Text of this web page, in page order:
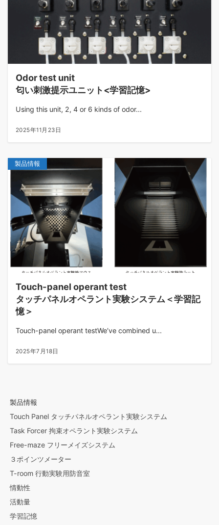
Odor test unit
匂い刺激提示ユニット<学習記憶>
Using this unit, 2, 4 or 6 kinds of odor...
2025年11月23日
製品情報
Touch-panel operant test
タッチパネルオペラント実験システム＜学習記
憶＞
Touch-panel operant testWe’ve combined u...
2025年7月18日
製品情報
Touch Panel タッチパネルオペラント実験システム
Task Forcer 拘束オペラント実験システム
Free-maze フリーメイズシステム
３ポインツメーター
T-room 行動実験用防音室
情動性
活動量
学習記憶